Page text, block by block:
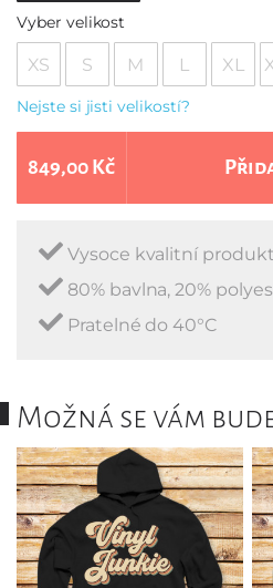
Vyber velikost
XS S M L XL
Nejste si jisti velikostí?
849,00 Kč
Vysoce kvalitní produkt
80% bavlna, 20%
Pratelné do 40°C
Možná se vám